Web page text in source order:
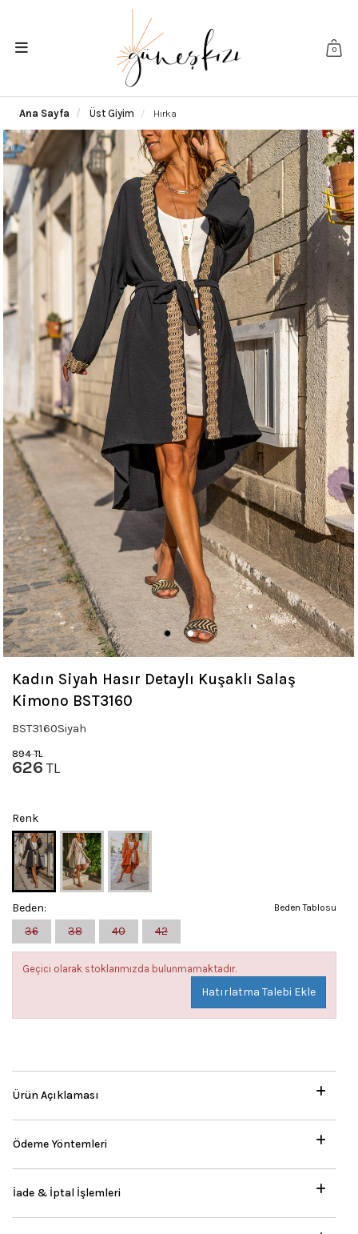
0
Ana Sayfa Üst Giyim Hırka
Kadın Siyah Hasır Detaylı Kuşaklı Salaş
Kimono BST3160
BST3160Siyah
894TL
626 TL
Renk
Beden Tablosu
Beden:
36
38 40 42
Geçici olarak stoklarımızda bulunmamaktadır.
Hatırlatma Talebi Ekle
Ürün Açıklaması
Ödeme Yöntemleri
İade & İptal İşlemleri